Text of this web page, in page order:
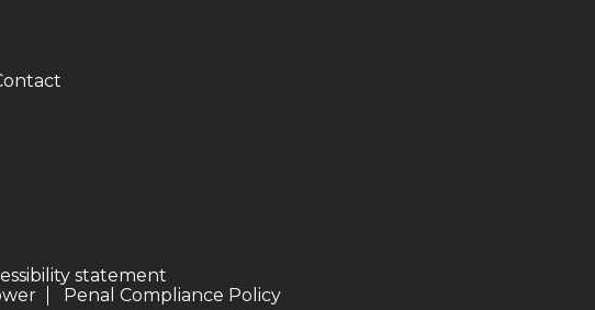
statement
Penal Compliance Policy